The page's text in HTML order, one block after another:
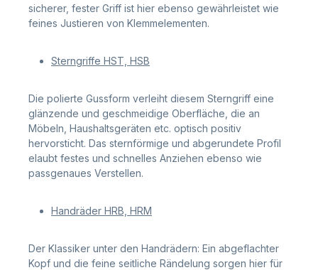
sicherer, fester Griff ist hier ebenso gewährleistet wie
feines Justieren von Klemmelementen.
Sterngriffe HST, HSB
Die polierte Gussform verleiht diesem Sterngriff eine
glänzende und geschmeidige Oberfläche, die an
Möbeln, Haushaltsgeräten etc. optisch positiv
hervorsticht. Das sternförmige und abgerundete Profil
elaubt festes und schnelles Anziehen ebenso wie
passgenaues Verstellen.
Handräder HRB, HRM
Der Klassiker unter den Handrädern: Ein abgeflachter
Kopf und die feine seitliche Rändelung sorgen hier für